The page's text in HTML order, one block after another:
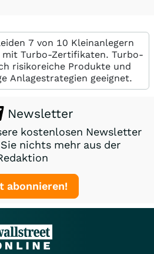
7 von 10 Kleinanlegern
mit Turbo-Zertifikaten. Turbo-
risikoreiche Produkte und
Anlagestrategien geeignet.
Newsletter
kostenlosen Newsletter
nichts mehr aus der
abonnieren!